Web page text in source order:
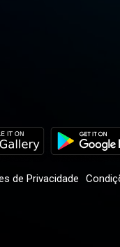
de Privacidade